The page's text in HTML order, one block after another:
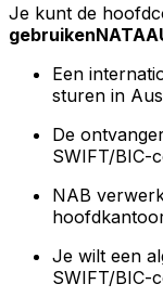
Je kunt de
Een
sturen in
De
SWIFT/BIC-
NAB
Je wilt een
SWIFT/BIC-